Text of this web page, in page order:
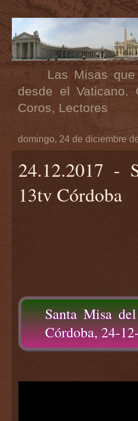
Las Misas
desde el Vaticano.
Coros, Lectores
domingo, 24 de diciembre
24.12.2017 -
13tv Córdoba
Santa Misa
Córdoba, 24-